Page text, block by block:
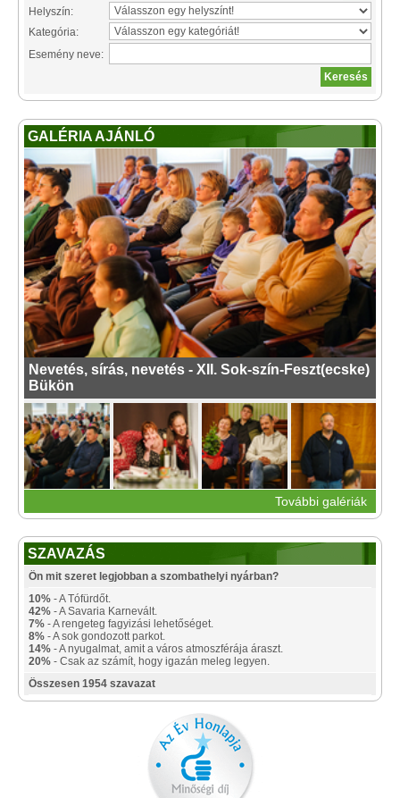
Helyszín:
Kategória:
Esemény neve:
GALÉRIA AJÁNLÓ
Nevetés, sírás, nevetés - XII. Sok-szín-Feszt(ecske)
Bükön
További galériák
SZAVAZÁS
Ön mit szeret legjobban a szombathelyi nyárban?
10% - A Tófürdőt.
42% - A Savaria Karnevált.
7% - A rengeteg fagyizási lehetőséget.
8% - A sok gondozott parkot.
14% - A nyugalmat, amit a város atmoszférája áraszt.
20% - Csak az számít, hogy igazán meleg legyen.
Összesen 1954 szavazat